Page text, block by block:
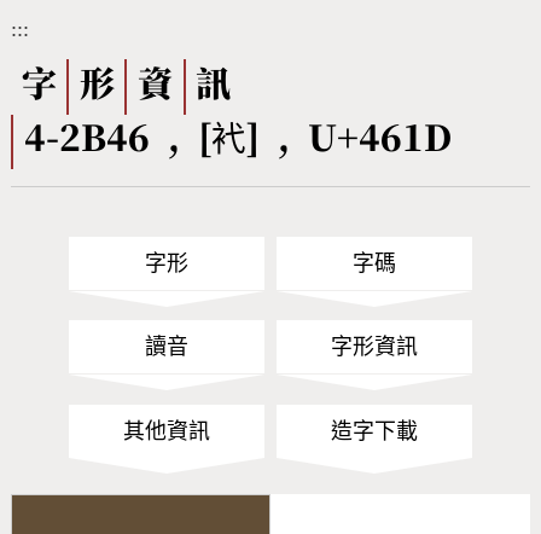
筆順序查詢
CNS查詢 Unicode查詢
字形下載
熱門查詢統計
:::
字 形 資
訊
4-2B46 , [䘝] , U+461D
字形 字碼
讀音 字形資訊
其他資訊 造字下載